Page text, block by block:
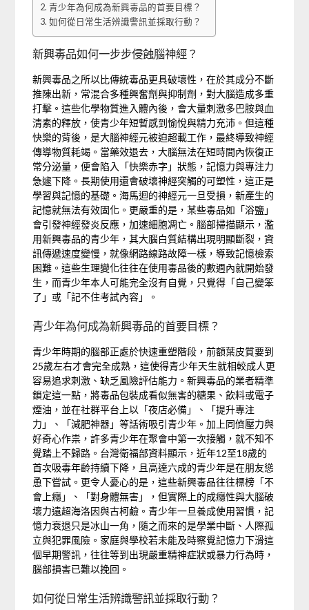
青少年為何成為新興毒品的首要目標？
如何從日常生活辨識警訊並採取行動？
新興毒品如何一步步侵蝕腦神經？
新興毒品之所以比傳統毒品更具破壞性，在於其成分不斷
推陳出新，常混合多種興奮劑與抑制劑，對大腦造成多重
打擊。這些化學物質進入體內後，會大量刺激多巴胺與血
清素的釋放，使青少年短暫感到愉悅與精力充沛。但這種
快樂的背後，是大腦神經元被迫超載工作，最終導致神經
傳導物質耗竭。當藥效退去，大腦無法在短時間內恢復正
常分泌量，便會陷入「快樂赤字」狀態，記憶力與專注力
急遽下降。長期使用還會破壞神經突觸的可塑性，這正是
學習與記憶的基礎。海馬迴的神經元一旦受損，新產生的
記憶就無法有效固化。更嚴重的是，某些毒品如「浴鹽」
會引發神經發炎反應，加速細胞凋亡。腦部掃描顯示，濫
用新興毒品的青少年，其大腦白質結構出現明顯斷裂，資
訊傳遞速度變慢，就像網路線路故障一樣，導致記憶檢索
困難。這些生理變化往往在使用毒品後的數週內就開始發
生，而青少年本人可能完全沒有自覺，只覺得「自己變笨
了」或「記不住考試內容」。
青少年為何成為新興毒品的首要目標？
青少年時期的腦部正處於快速重塑階段，前額葉皮質要到
25歲左右才會完全成熟，這使得青少年天生就相較成人更
容易追求刺激、缺乏風險評估能力。新興毒品的業者精準
鎖定這一點，將毒品包裝成看似無害的糖果、飲料或電子
煙油，並在社群平台上以「夜店必備」、「提升專注
力」、「減肥神器」等話術吸引青少年。加上同儕壓力與
好奇心作祟，許多青少年在聚會中第一次接觸，就不知不
覺踏上不歸路。台灣衛福部資料顯示，近年12至18歲的
首次吸毒年齡持續下降，且高達六成的青少年是在朋友慫
恿下嘗試。更令人憂心的是，這些新興毒品往往標榜「不
會上癮」、「對身體無害」，但實際上的成癮性與大腦破
壞力遠超海洛因與古柯鹼。青少年一旦養成使用習慣，記
憶力衰退只是冰山一角，隨之而來的是學業中斷、人際孤
立與犯罪風險。家庭與學校若未能及時察覺記憶力下滑這
個早期警訊，往往等到出現嚴重精神症狀或暴力行為時，
腦部損害已難以挽回。
如何從日常生活辨識警訊並採取行動？